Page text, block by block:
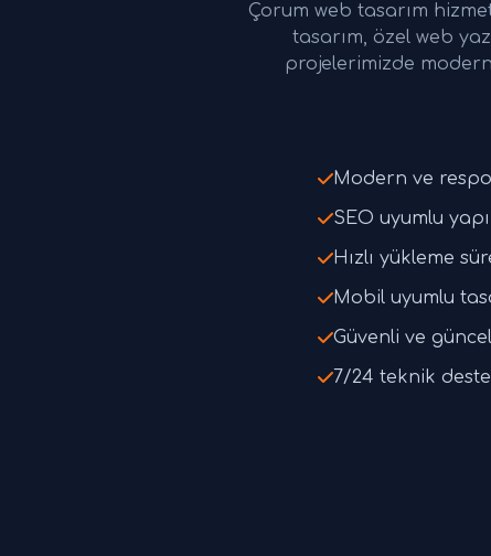
Çorum web tasarım
tasarım, özel web
projelerimizde
Modern ve
SEO uyumlu
Hızlı yükleme
Mobil uyumlu
Güvenli ve
7/24 teknik